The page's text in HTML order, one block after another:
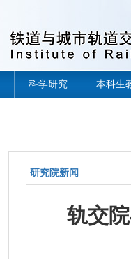
科学研究 本科生
研究院新闻
轨交